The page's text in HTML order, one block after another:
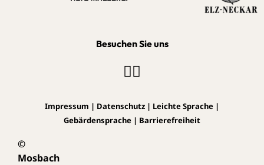
Besuchen Sie uns
©
Mosbach
Impressum | Datenschutz | Leichte Sprache |
Gebärdensprache | Barrierefreiheit